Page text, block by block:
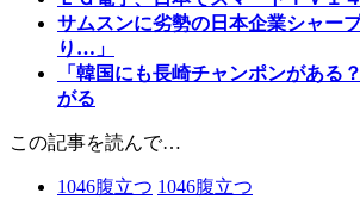
サムスンに劣勢の日本企業シャー
り…」
「韓国にも長崎チャンポンがある
がる
この記事を読んで…
1046腹立つ 1046腹立つ